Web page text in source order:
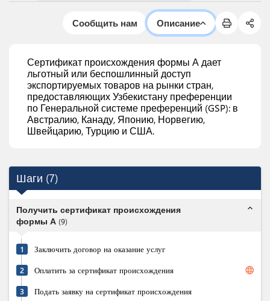
Сообщить нам Описание
Сертификат происхождения формы А дает
льготный или беспошлинный доступ
экспортируемых товаров на рынки стран,
предоставляющих Узбекистану преференции
по Генеральной системе преференций (GSP): в
Австралию, Канаду, Японию, Норвегию,
Швейцарию, Турцию и США.
Шаги (7)
Получить сертификат происхождения
формы А (9)
expand_less
1 Заключить договор на оказание услуг
2 Оплатить за сертификат происхождения language
3 Подать заявку на сертификат происхождения